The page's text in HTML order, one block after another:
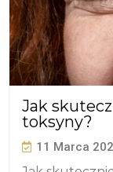
Jak
toksyny?
11 Marca